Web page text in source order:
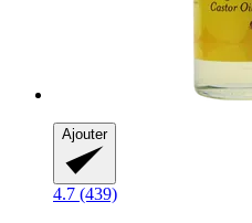
Ajouter
4.7 (439)